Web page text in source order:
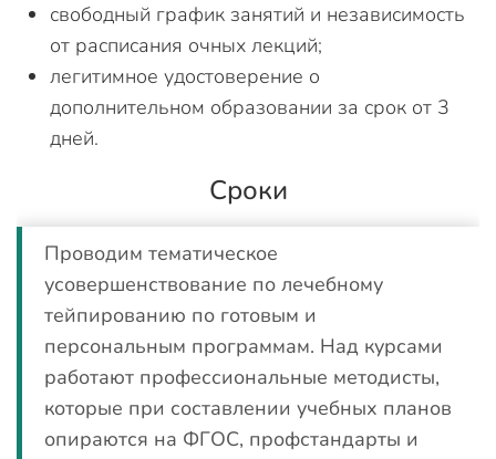
свободный график занятий и независимость
от расписания очных лекций;
легитимное удостоверение о
дополнительном образовании за срок от 3
дней.
Сроки
Проводим тематическое
усовершенствование по лечебному
тейпированию по готовым и
персональным программам. Над курсами
работают профессиональные методисты,
которые при составлении учебных планов
опираются на ФГОС, профстандарты и